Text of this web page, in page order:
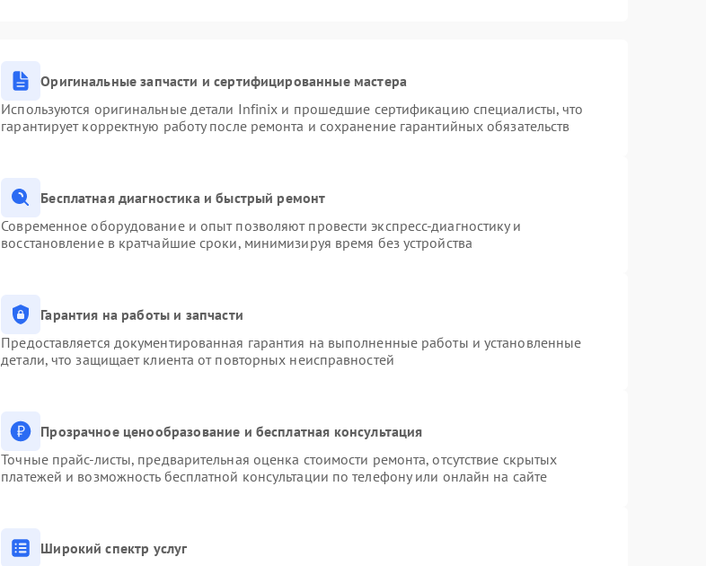
Оригинальные запчасти и сертифицированные мастера
Используются оригинальные детали Infinix и прошедшие сертификацию специалисты, что
гарантирует корректную работу после ремонта и сохранение гарантийных обязательств
Бесплатная диагностика и быстрый ремонт
Современное оборудование и опыт позволяют провести экспресс-диагностику и
восстановление в кратчайшие сроки, минимизируя время без устройства
Гарантия на работы и запчасти
Предоставляется документированная гарантия на выполненные работы и установленные
детали, что защищает клиента от повторных неисправностей
Прозрачное ценообразование и бесплатная консультация
Точные прайс-листы, предварительная оценка стоимости ремонта, отсутствие скрытых
платежей и возможность бесплатной консультации по телефону или онлайн на сайте
Широкий спектр услуг